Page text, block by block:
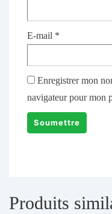
E-mail *
Enregistrer mon
navigateur pour mon
Produits